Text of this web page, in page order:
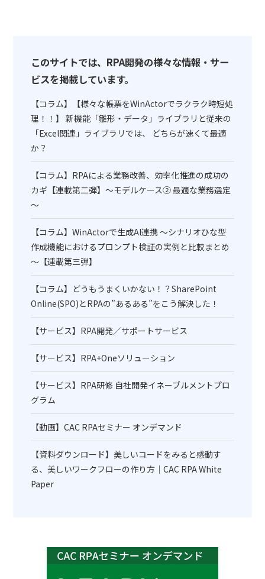
このサイトでは、RPA開発の様々な情報・サー
ビスを掲載しています。
【コラム】【様々な帳票をWinActorでラクラク時短処
理！！】 新機能「雛形・データ」ライブラリと従来の
「Excel関連」ライブラリでは、 どちらが速くて最適
か？
【コラム】RPAによる業務改善、効率化推進の成功の
カギ【連載第二弾】～モデルケース② 最適な業務選定
～
【コラム】WinActorで生成AI連携 ～シナリオひな型
作成機能におけるプロンプト検証の実例と比較まとめ
～【連載第三弾】
【コラム】どうもうまくいかない！？SharePoint
Online(SPO)とRPAの”あるある”をこう解決した！
【サービス】RPA開発／サポートサービス
【サービス】RPA+Oneソリューション
【サービス】RPA研修 自社開発イネーブルメントプロ
グラム
【動画】CAC RPAセミナー オンデマンド
【資料ダウンロード】美しいコードをみると感動す
る、美しいワークフローの作り方｜CAC RPA White
Paper